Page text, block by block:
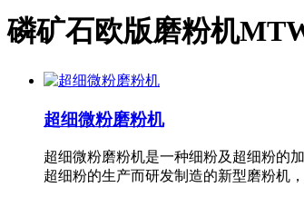
磷矿石欧版磨粉机
超细微粉磨粉机
超细微粉磨粉机是一种细粉及超细粉的
超细粉的生产而研发制造的新型磨粉机